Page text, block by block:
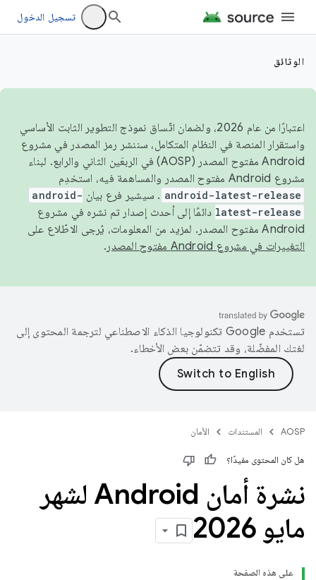
تسجيل الدخول
الوثائق
اعتبارًا من عام 2026، ولضمان اتّساق نموذج التطوير الثابت الأساسي
واستقرار المنصة في النظام المتكامل، سننشر رمز المصدر في مشروع
Android مفتوح المصدر (AOSP) في الربعَين الثاني والرابع. لبناء
مشروع Android مفتوح المصدر والمساهمة فيه، استخدِم
android-latest-release . سيشير فرع بيان android-
latest-release دائمًا إلى أحدث إصدار تم نشره في مشروع
Android مفتوح المصدر. لمزيد من المعلومات، يُرجى الاطّلاع على
التغييرات في مشروع Android مفتوح المصدر
.
تستخدم Google تكنولوجيا الذكاء الاصطناعي لترجمة المحتوى إلى
لغتك المفضّلة، وقد تتضمّن بعض الأخطاء.
AOSP المستندات الأمان
هل كان المحتوى مفيدًا؟
نشرة أمان Android لشهر
مايو 2026
على هذه الصفحة